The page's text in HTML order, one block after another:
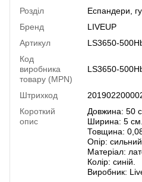
Розділ
Еспандери,
Бренд
LIVEUP
Артикул
LS3650-
Код
виробника
товару (MPN)
LS3650-
Штрихкод
Короткий
опис
Довжина: 50
Ширина: 5 см.
Товщина:
Опір: сильний.
Матеріал:
Колір: синій.
Виробник: